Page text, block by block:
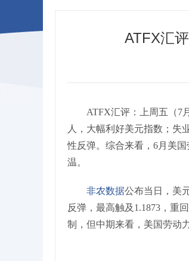
ATFX汇
ATFX汇评：上周五（7
人，大幅利好美元指数；失
性反弹。综合来看，6月美
温。
非农数据公布当日，美
反弹，最高触及1.1873，重
制，但中期来看，美国劳动